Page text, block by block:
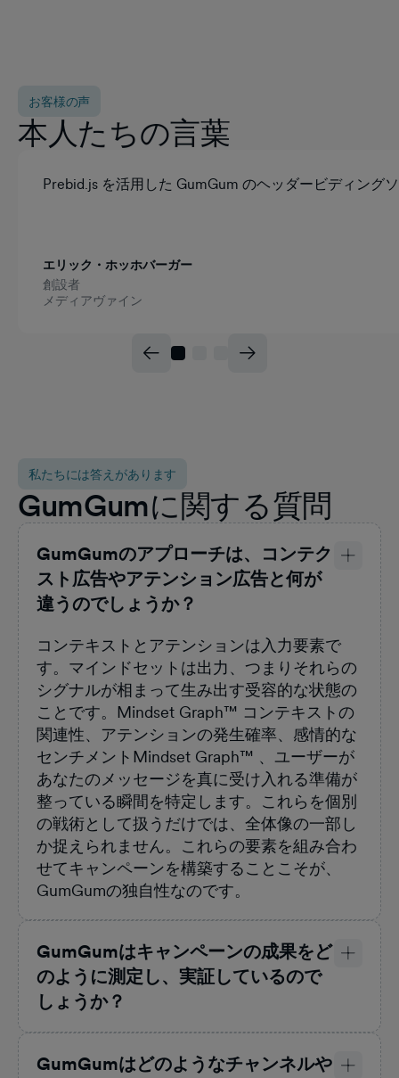
お客様の声
本人たちの言葉
Prebid.js を活用した GumGum のヘッダービディング
エリック・ホッホバーガー
創設者
メディアヴァイン
私たちには答えがあります
GumGumに関する質問
GumGumのアプローチは、コンテク
スト広告やアテンション広告と何が
違うのでしょうか？
コンテキストとアテンションは入力要素で
す。マインドセットは出力、つまりそれらの
シグナルが相まって生み出す受容的な状態の
ことです。Mindset Graph™ コンテキストの
関連性、アテンションの発生確率、感情的な
センチメントMindset Graph™ 、ユーザーが
あなたのメッセージを真に受け入れる準備が
整っている瞬間を特定します。これらを個別
の戦術として扱うだけでは、全体像の一部し
か捉えられません。これらの要素を組み合わ
せてキャンペーンを構築することこそが、
GumGumの独自性なのです。
GumGumはキャンペーンの成果をど
のように測定し、実証しているので
しょうか？
GumGumはどのようなチャンネルや